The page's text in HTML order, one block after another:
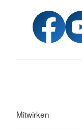
Mitwirken